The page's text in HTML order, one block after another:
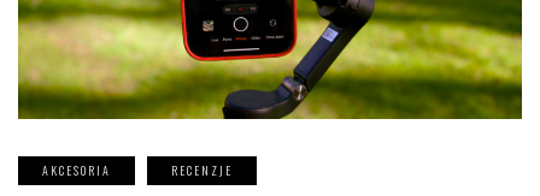
AKCESORIA RECENZJE